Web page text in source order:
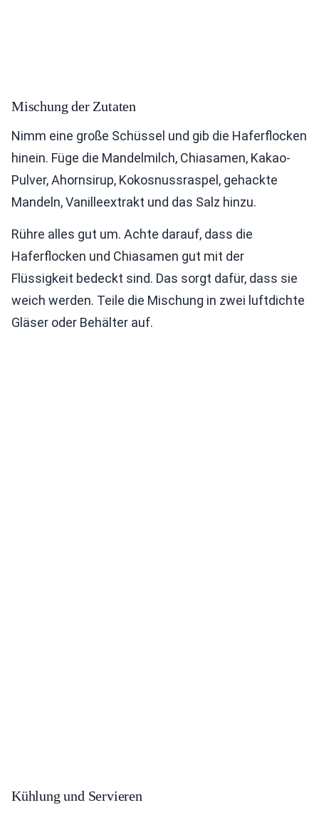
Mischung der Zutaten
Nimm eine große Schüssel und gib die Haferflocken
hinein. Füge die Mandelmilch, Chiasamen, Kakao-
Pulver, Ahornsirup, Kokosnussraspel, gehackte
Mandeln, Vanilleextrakt und das Salz hinzu.
Rühre alles gut um. Achte darauf, dass die
Haferflocken und Chiasamen gut mit der
Flüssigkeit bedeckt sind. Das sorgt dafür, dass sie
weich werden. Teile die Mischung in zwei luftdichte
Gläser oder Behälter auf.
Kühlung und Servieren